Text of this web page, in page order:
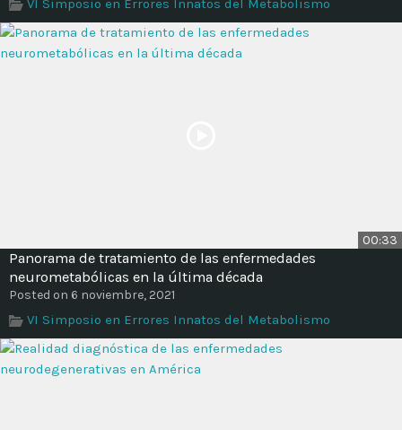
VI Simposio en Errores Innatos del Metabolismo
00:33
Panorama de tratamiento de las enfermedades
neurometabólicas en la última década
Posted on 6 noviembre, 2021
VI Simposio en Errores Innatos del Metabolismo